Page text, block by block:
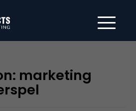
marketing